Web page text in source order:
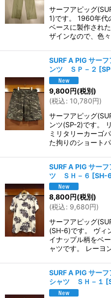
サーフアピッグ
1)です。 1960年代
ベースに製作され
ザインなので、色
SURF A PIG サー
ンツ ＳＰ－２ [
9,800円(税別)
(税込: 10,780円)
サーフアピッグ
ンツ(SP-2)です。
ミリタリーカーゴ
た拘りのショート
SURF A PIG サー
ツ ＳＨ－６ [SH-
8,800円(税別)
(税込: 9,680円)
サーフアピッグ
(SH-6)です。 ヴィ
イナップル柄をベ
ャツです。 レーヨ
SURF A PIG サー
シャツ ＳＨ－１ [